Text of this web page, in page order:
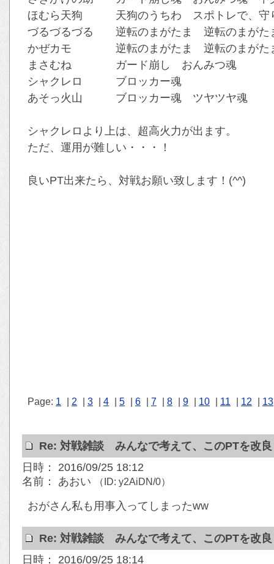
ほむら天狗 天狗のうちわ スポトレで、守
づるづるづる 逆転のまがたま 逆転のまがた
かぜカモ 逆転のまがたま 逆転のまがた
まさむね ガード崩し おんみつ魂
シャクレロ ブロッカー魂
あそっ火山 ブロッカー魂 ツヤツヤ魂
シャクレロより上は、超高火力が出ます。
ただ、運用が難しい・・・！
良いPT出来たら、対戦お願い致します！(^^)
Page: 1 2 3 4 5 6 7 8 9 10 11 12 13
Re: 対戦雑談 みんなで考えて、このPTを改
日時： 2016/09/25 18:12
名前： あおい
（ID: y2AiDN/0）
おがさん私も用事入ってしまったww
Re: 対戦雑談 みんなで考えて、このPTを改
日時： 2016/09/25 18:14